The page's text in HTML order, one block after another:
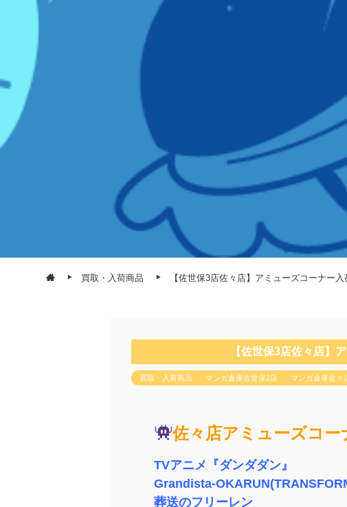
買取・入荷商品 【佐世保3店佐々店】アミューズコーナー入
【佐世保3店佐々店】
買取・入荷商品 マンガ倉庫佐世保2店 マンガ倉庫佐々
佐々店アミューズコー
TVアニメ『ダンダダン』
Grandista-
葬送のフリーレン